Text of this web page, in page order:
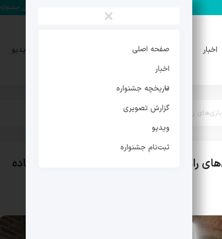
مهدی فرجی دبیر چهارمین جشنواره میراث فرهنگی شد
اخبار
تاریخچه
ویدیو
×
صفحه اصلی
اخبار
تاریخچه جشنواره
گزارش تصویری
ویدیو
ثبت‌نام جشنواره
رایانه‌ای برای آموزش دانش‌آموزان استفاده شود
رایانه‌ای برای آموزش دانش‌آموزان استفاده